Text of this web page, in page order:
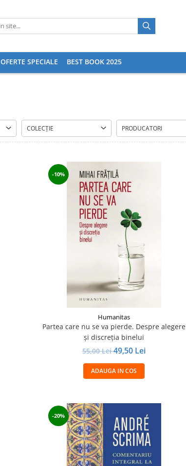
OFERTE SPECIALE BEST BOOK 2025
COLECȚIE PRODUCATORI
-10%
Humanitas
Partea care nu se va pierde. Despre alegere
şi discreţia binelui
55,00 Lei49,50 Lei
ADAUGA IN COS
-20%